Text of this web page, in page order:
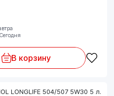
В корзину
LONGLIFE 504/507 5W30 5 л.